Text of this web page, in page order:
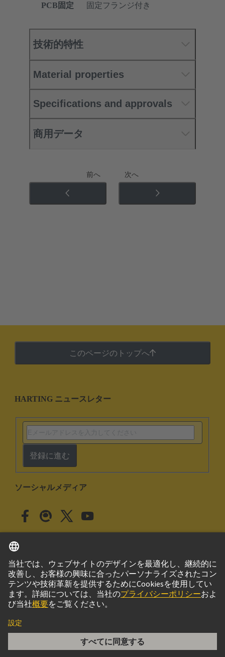
DIN-Power H016MS-3,2C1-1
PCB固定
固定フランジ付き
技術的特性
Material properties
Specifications and approvals
商用データ
前へ 次へ
このページのトップへ
HARTING ニュースレター
登録に進む
ソーシャルメディア
日本 日本語
© ハーティング株式会社
このサイトについて
ご利用条件取引条件